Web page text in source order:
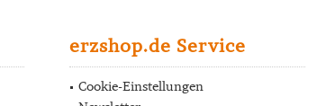
erzshop.de Service
Cookie-Einstellungen